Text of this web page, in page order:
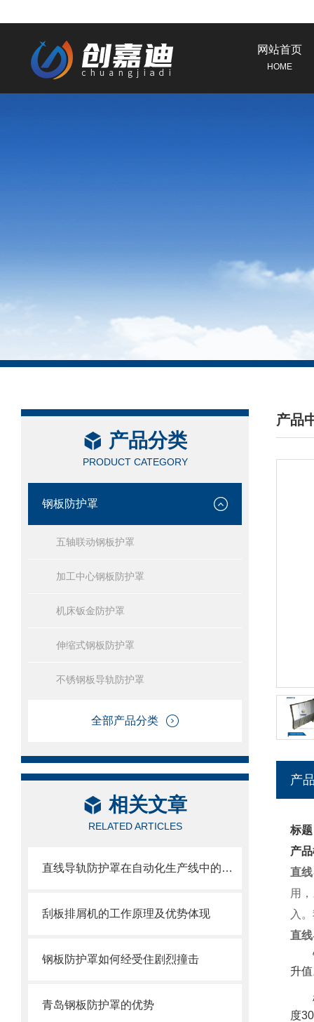
网站首页
HOME
产品分类
PRODUCT CATEGORY
钢板防护罩
五轴联动钢板护罩
加工中心钢板防护罩
机床钣金防护罩
伸缩式钢板防护罩
不锈钢板导轨防护罩
全部产品分类
相关文章
RELATED ARTICLES
直线导轨防护罩在自动化生产线中的作用
刮板排屑机的工作原理及优势体现
钢板防护罩如何经受住剧烈撞击
青岛钢板防护罩的优势
产品
/
产
标
产
直
用
入
直
升
度